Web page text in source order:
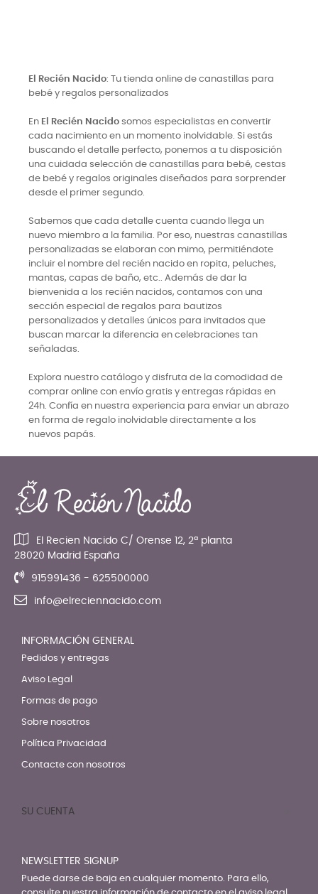
El Recién Nacido: Tu tienda online de canastillas para
bebé y regalos personalizados
En El Recién Nacido somos especialistas en convertir
cada nacimiento en un momento inolvidable. Si estás
buscando el detalle perfecto, ponemos a tu disposición
una cuidada selección de canastillas para bebé, cestas
de bebé y regalos originales diseñados para sorprender
desde el primer segundo.
Sabemos que cada detalle cuenta cuando llega un
nuevo miembro a la familia. Por eso, nuestras canastillas
personalizadas se elaboran con mimo, permitiéndote
incluir el nombre del recién nacido en ropita, peluches,
mantas, capas de baño, etc.. Además de dar la
bienvenida a los recién nacidos, contamos con una
sección especial de regalos para bautizos
personalizados y detalles únicos para invitados que
buscan marcar la diferencia en celebraciones tan
señaladas.
Explora nuestro catálogo y disfruta de la comodidad de
comprar online con envío gratis y entregas rápidas en
24h. Confía en nuestra experiencia para enviar un abrazo
en forma de regalo inolvidable directamente a los
nuevos papás.
El Recien Nacido C/ Orense 12, 2ª planta
28020 Madrid España
915991436 - 625500000
info@elreciennacido.com
INFORMACIÓN GENERAL
Pedidos y entregas
Aviso Legal
Formas de pago
Sobre nosotros
Política Privacidad
Contacte con nosotros
SU CUENTA
NEWSLETTER SIGNUP
Puede darse de baja en cualquier momento. Para ello,